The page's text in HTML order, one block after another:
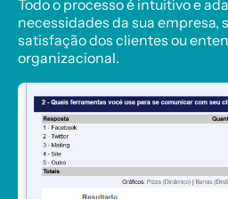
Todo o processo é intuitivo e
necessidades da sua empresa,
satisfação dos clientes ou
organizacional.